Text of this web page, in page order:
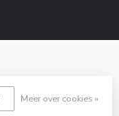
Meer over cookies »